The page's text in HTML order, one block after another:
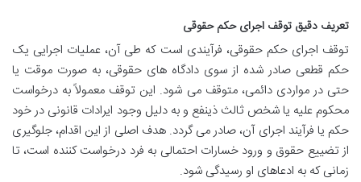
تعریف دقیق توقف اجرای حکم حقوقی
توقف اجرای حکم حقوقی، فرآیندی است که طی آن، عملیات اجرایی یک
حکم قطعی صادر شده از سوی دادگاه های حقوقی، به صورت موقت یا
حتی در مواردی دائمی، متوقف می شود. این توقف معمولاً به درخواست
محکوم علیه یا شخص ثالث ذینفع و به دلیل وجود ایرادات قانونی در خود
حکم یا فرآیند اجرای آن، صادر می گردد. هدف اصلی از این اقدام، جلوگیری
از تضییع حقوق و ورود خسارات احتمالی به فرد درخواست کننده است، تا
زمانی که به ادعاهای او رسیدگی شود.